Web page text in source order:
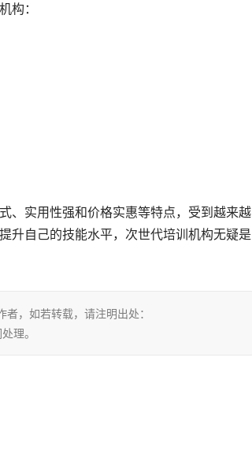
构：
、实用性强和价格实惠等特点，受到越来越
升自己的技能水平，次世代培训机构无疑是
，如若转载，请注明出处：
理。